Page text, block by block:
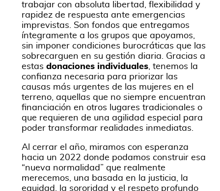
trabajar con absoluta libertad, flexibilidad y
rapidez de respuesta ante emergencias
imprevistas. Son fondos que entregamos
íntegramente a los grupos que apoyamos,
sin imponer condiciones burocráticas que las
sobrecarguen en su gestión diaria. Gracias a
estas donaciones individuales, tenemos la
confianza necesaria para priorizar las
causas más urgentes de las mujeres en el
terreno, aquellas que no siempre encuentran
financiación en otros lugares tradicionales o
que requieren de una agilidad especial para
poder transformar realidades inmediatas.
Al cerrar el año, miramos con esperanza
hacia un 2022 donde podamos construir esa
“nueva normalidad” que realmente
merecemos, una basada en la justicia, la
equidad, la sororidad y el respeto profundo